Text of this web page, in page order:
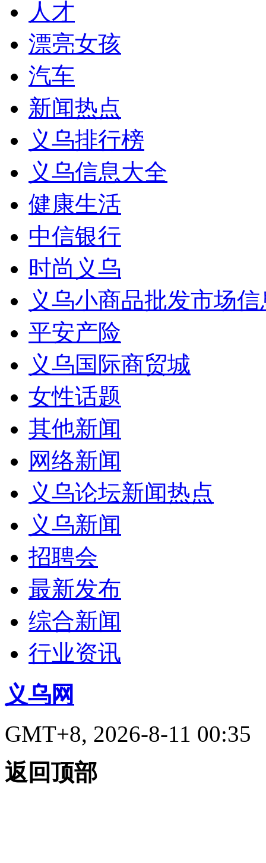
人才
漂亮女孩
汽车
新闻热点
义乌排行榜
义乌信息大全
健康生活
中信银行
时尚义乌
义乌小商品批发市场
平安产险
义乌国际商贸城
女性话题
其他新闻
网络新闻
义乌论坛新闻热点
义乌新闻
招聘会
最新发布
综合新闻
行业资讯
义乌网
GMT+8, 2026-8-11 00:35
返回顶部